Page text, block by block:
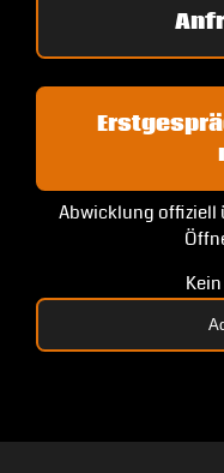
Abwicklung offiziell